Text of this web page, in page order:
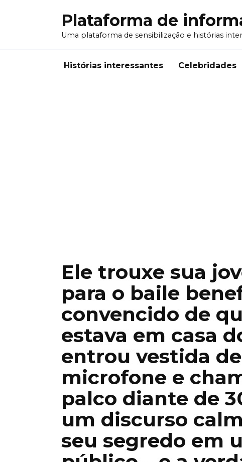
Plataforma de
Uma plataforma de sensibilização e histórias
Histórias interessantes Celebridades
Ele trouxe sua
para o baile
convencido de
estava em casa
entrou vestida
microfone e
palco diante de
um discurso
seu segredo em